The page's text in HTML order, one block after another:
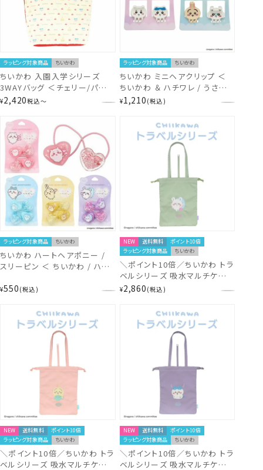
ラッピング対象商品 ちいかわ
ちいかわ 入園入学シリーズ
3WAYバッグ ＜チェリー/パープ
ル＞ chiikawa 粧美堂
¥2,420税込〜
ラッピング対象商品 ちいかわ
ちいかわ ミニヘアクリップ ＜
ちいかわ ＆ ハチワレ / うさぎ
＆ モモンガ ＞ chiikawa
¥1,210 税込
ラッピング対象商品 ちいかわ
ちいかわ ハートヘアポニー /
スリーピン ＜ ちいかわ / ハチ
chiikawa shobido 粧美堂
¥550 税込
NEW 送料無料
ポイント10倍
ラッピング対象商品
ちいかわ
＼ポイント10倍／ちいかわ トラ
ベルシリーズ 吸水マルチケース
＜ モモンガ ＞ CW38395
¥2,860 税込
NEW 送料無料
ポイント10倍
ラッピング対象商品
ちいかわ
＼ポイント10倍／ちいかわ トラ
ベルシリーズ 吸水マルチケース
NEW 送料無料
ポイント10倍
ラッピング対象商品
ちいかわ
＼ポイント10倍／ちいかわ トラ
ベルシリーズ 吸水マルチケース